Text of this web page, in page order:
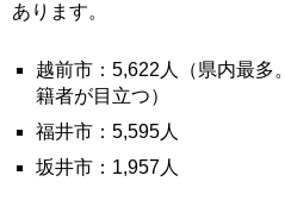
あります。
越前市：5,622人（県内最多
籍者が目立つ）
福井市：5,595人
坂井市：1,957人